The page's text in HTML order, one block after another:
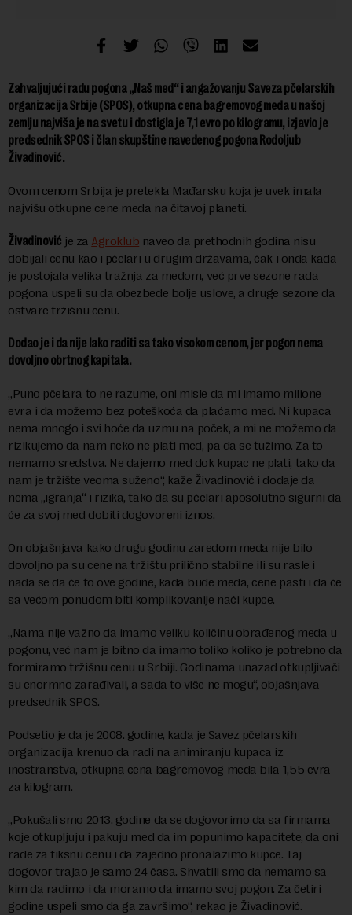
Zahvaljujući radu pogona „Naš med“ i angažovanju Saveza pčelarskih
organizacija Srbije (SPOS), otkupna cena bagremovog meda u našoj
zemlju najviša je na svetu i dostigla je 7,1 evro po kilogramu, izjavio je
predsednik SPOS i član skupštine navedenog pogona Rodoljub
Živadinović.
Ovom cenom Srbija je pretekla Mađarsku koja je uvek imala
najvišu otkupne cene meda na čitavoj planeti.
Živadinović je za Agroklub naveo da prethodnih godina nisu
dobijali cenu kao i pčelari u drugim državama, čak i onda kada
je postojala velika tražnja za medom, već prve sezone rada
pogona uspeli su da obezbede bolje uslove, a druge sezone da
ostvare tržišnu cenu.
Dodao je i da nije lako raditi sa tako visokom cenom, jer pogon nema
dovoljno obrtnog kapitala.
„Puno pčelara to ne razume, oni misle da mi imamo milione
evra i da možemo bez poteškoća da plaćamo med. Ni kupaca
nema mnogo i svi hoće da uzmu na poček, a mi ne možemo da
rizikujemo da nam neko ne plati med, pa da se tužimo. Za to
nemamo sredstva. Ne dajemo med dok kupac ne plati, tako da
nam je tržište veoma suženo“, kaže Živadinović i dodaje da
nema „igranja“ i rizika, tako da su pčelari aposolutno sigurni da
će za svoj med dobiti dogovoreni iznos.
On objašnjava kako drugu godinu zaredom meda nije bilo
dovoljno pa su cene na tržištu prilično stabilne ili su rasle i
nada se da će to ove godine, kada bude meda, cene pasti i da će
sa većom ponudom biti komplikovanije naći kupce.
„Nama nije važno da imamo veliku količinu obrađenog meda u
pogonu, već nam je bitno da imamo toliko koliko je potrebno da
formiramo tržišnu cenu u Srbiji. Godinama unazad otkupljivači
su enormno zarađivali, a sada to više ne mogu“, objašnjava
predsednik SPOS.
Podsetio je da je 2008. godine, kada je Savez pčelarskih
organizacija krenuo da radi na animiranju kupaca iz
inostranstva, otkupna cena bagremovog meda bila 1,55 evra
za kilogram.
„Pokušali smo 2013. godine da se dogovorimo da sa firmama
koje otkupljuju i pakuju med da im popunimo kapacitete, da oni
rade za fiksnu cenu i da zajedno pronalazimo kupce. Taj
dogovor trajao je samo 24 časa. Shvatili smo da nemamo sa
kim da radimo i da moramo da imamo svoj pogon. Za četiri
godine uspeli smo da ga završimo“, rekao je Živadinović.